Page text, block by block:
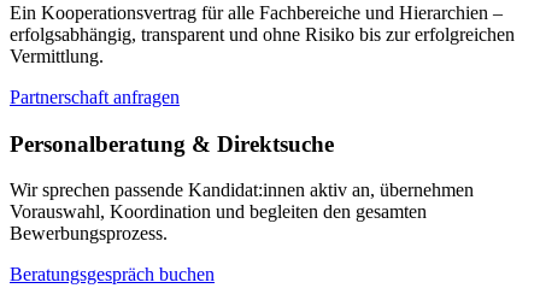
Ein Kooperationsvertrag für alle Fachbereiche und Hierarchien –
erfolgsabhängig, transparent und ohne Risiko bis zur erfolgreichen
Vermittlung.
Partnerschaft anfragen
Personalberatung & Direktsuche
Wir sprechen passende Kandidat:innen aktiv an, übernehmen
Vorauswahl, Koordination und begleiten den gesamten
Bewerbungsprozess.
Beratungsgespräch buchen